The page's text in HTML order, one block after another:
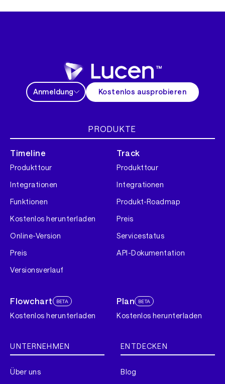
Anmeldung Kostenlos ausprobieren
PRODUKTE
Timeline
Produkttour
Integrationen
Funktionen
Kostenlos herunterladen
Online-Version
Preis
Versionsverlauf
Track
Produkttour
Integrationen
Produkt-Roadmap
Preis
Servicestatus
API-Dokumentation
Flowchart BETA
Kostenlos herunterladen
Plan BETA
Kostenlos herunterladen
UNTERNEHMEN
Über uns
ENTDECKEN
Blog